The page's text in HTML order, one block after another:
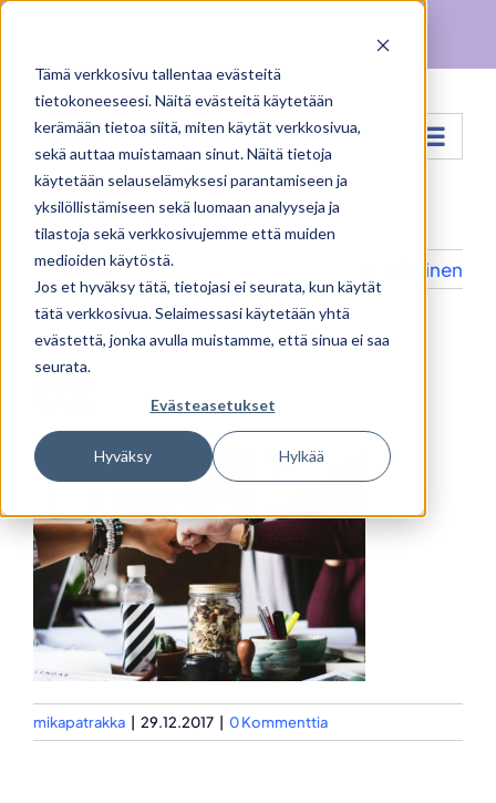
Tämä verkkosivu tallentaa evästeitä
tietokoneeseesi. Näitä evästeitä käytetään
kerämään tietoa siitä, miten käytät verkkosivua,
sekä auttaa muistamaan sinut. Näitä tietoja
käytetään selauselämyksesi parantamiseen ja
yksilöllistämiseen sekä luomaan analyyseja ja
tilastoja sekä verkkosivujemme että muiden
medioiden käytöstä.
Jos et hyväksy tätä, tietojasi ei seurata, kun käytät
tätä verkkosivua. Selaimessasi käytetään yhtä
evästettä, jonka avulla muistamme, että sinua ei saa
seurata.
Evästeasetukset
Hyväksy Hylkää
Skip
content
Siirry...
Edellinen
cx
mikapatrakka 29.12.2017 0 Kommenttia